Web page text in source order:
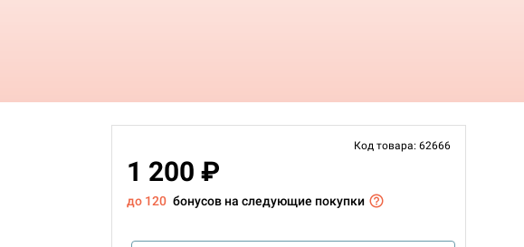
Код товара: 62666
1 200 ₽
до 120 бонусов на следующие покупки